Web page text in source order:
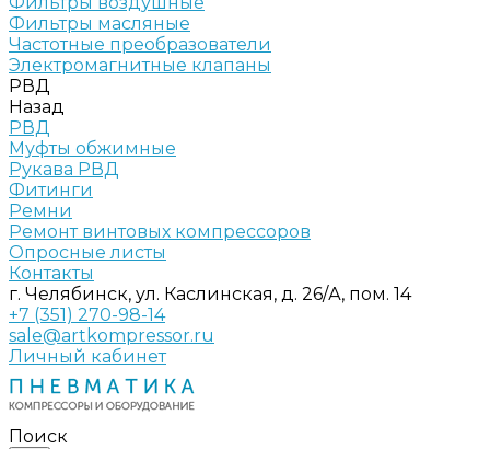
Фильтры масляные
Частотные преобразователи
Электромагнитные клапаны
РВД
Назад
РВД
Муфты обжимные
Рукава РВД
Фитинги
Ремни
Ремонт винтовых компрессоров
Опросные листы
Контакты
г. Челябинск, ул. Каслинская, д. 26/А, пом. 14
+7 (351) 270-98-14
sale@artkompressor.ru
Личный кабинет
Поиск